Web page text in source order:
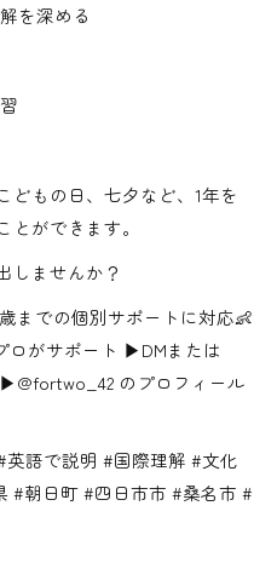
を深める
どもの日、七夕など、1年を
ができます。
しませんか？
歳までの個別サポートに対応👶
がサポート ▶DMまたは
のプロフィール
語で説明 #国際理解 #文化
#朝日町 #四日市市 #桑名市 #